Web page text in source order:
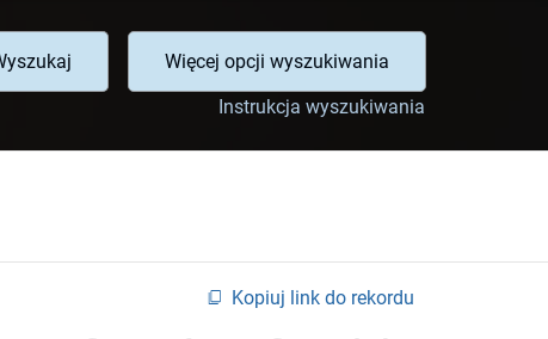
Więcej opcji wyszukiwania
Instrukcja wyszukiwania
Kopiuj link do rekordu